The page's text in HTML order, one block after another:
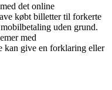
det online
købt billetter til forkerte
uden grund.
med
kan give en forklaring eller